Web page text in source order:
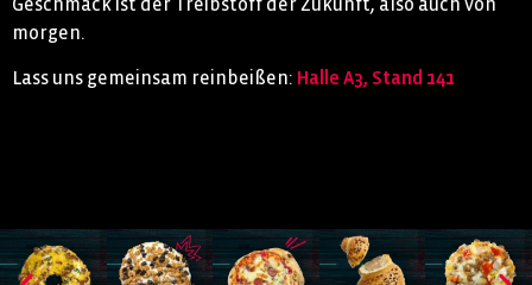
morgen.
Lass uns gemeinsam reinbeißen: Halle A3, Stand 141